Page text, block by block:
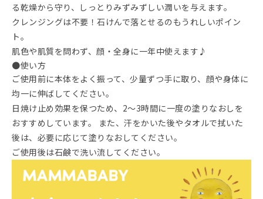
る乾燥から守り、しっとりみずみずしい潤いを与えます。
クレンジングは不要！石けんで落とせるのもうれしいポイン
ト。
肌色や肌質を問わず、顔・全身に一年中使えます♪
●使い方
ご使用前に本体をよく振って、少量ずつ手に取り、顔や身体に
均一に伸ばしてください。
日焼け止め効果を保つため、2～3時間に一度の塗りなおしを
おすすめしています。 また、汗をかいた後やタオルで拭いた
後は、必要に応じて塗りなおしてください。
ご使用後は石鹸で洗い流してください。